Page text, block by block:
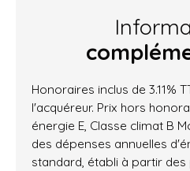
Honoraires inclus de 3.11%
l'acquéreur. Prix hors
énergie E, Classe climat B
des dépenses annuelles
standard, établi à partir